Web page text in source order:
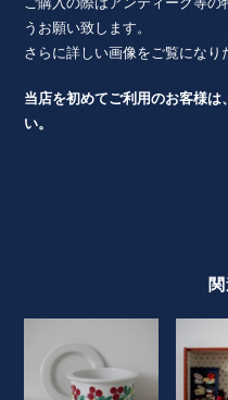
個
うお願い致します。
さらに詳しい画像をご覧になり
当店を初めてご利用のお客様は
い。